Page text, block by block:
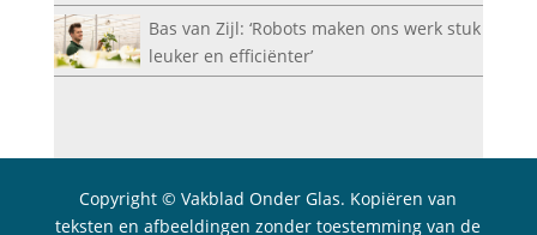
Bas van Zijl: ‘Robots maken ons werk stuk
leuker en efficiënter’
Copyright © Vakblad Onder Glas. Kopiëren van
teksten en afbeeldingen zonder toestemming van de